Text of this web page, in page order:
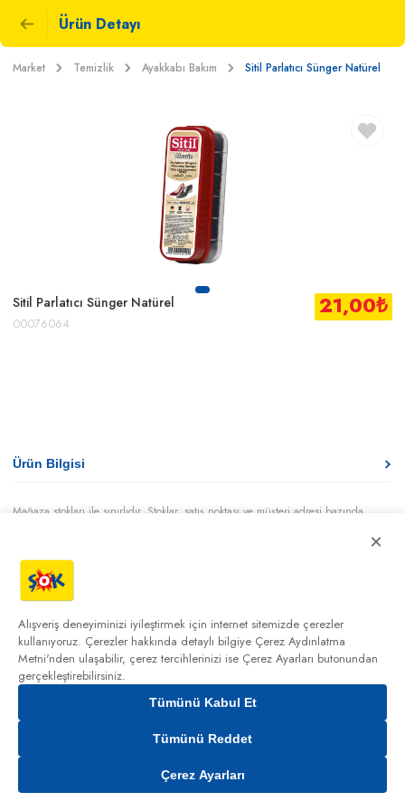
Ürün Detayı
Market Temizlik Ayakkabı Bakım Sitil Parlatıcı Sünger Natürel
Sitil Parlatıcı Sünger Natürel
00076064
21,00₺
Gelince Haber Ver
Ürün Bilgisi
Mağaza stokları ile sınırlıdır. Stoklar, satış noktası ve müşteri adresi bazında
Bu üründen en fazla
siparişlerin iptal edilmesi hakkı saklıdır.
×
Alışveriş deneyiminizi iyileştirmek için internet sitemizde çerezler
kullanıyoruz. Çerezler hakkında detaylı bilgiye Çerez Aydınlatma
Metni'nden ulaşabilir, çerez tercihlerinizi ise Çerez Ayarları butonundan
gerçekleştirebilirsiniz.
Tümünü Kabul Et
Tümünü Reddet
Çerez Ayarları